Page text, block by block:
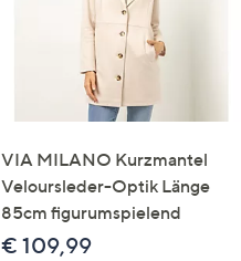
VIA MILANO Kurzmantel
Veloursleder-Optik Länge
85cm figurumspielend
€ 109,99